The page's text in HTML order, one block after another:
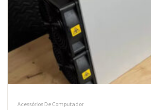
Acessórios De Computador